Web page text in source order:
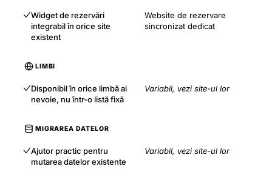
Widget de rezervări
integrabil în orice site
existent
Website de rezervare
sincronizat dedicat
LIMBI
Disponibil în orice limbă ai
nevoie, nu într-o listă fixă
Variabil, vezi site-ul lor
MIGRAREA DATELOR
Ajutor practic pentru
mutarea datelor existente
Variabil, vezi site-ul lor